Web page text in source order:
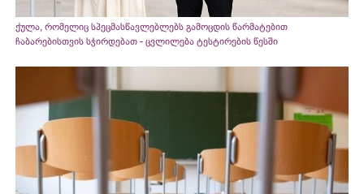
ქულა, რომელიც სპეცმასწავლებლებს გამოცდის წარმატებით
ჩაბარებისთვის სჭირდებათ - ცვლილება ტესტირების წესში